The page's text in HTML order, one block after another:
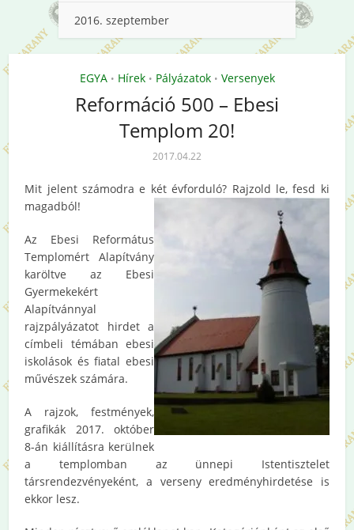
2016. szeptember
EGYA • Hírek • Pályázatok • Versenyek
Reformáció 500 – Ebesi
Templom 20!
2017.04.22
Mit jelent számodra e két évforduló? Rajzold le, fesd ki
magadból!
Az Ebesi Református
Templomért Alapítvány
karöltve az Ebesi
Gyermekekért
Alapítvánnyal
rajzpályázatot hirdet a
címbeli témában ebesi
iskolások és fiatal ebesi
művészek számára.
A rajzok, festmények,
grafikák 2017. október
8-án kiállításra kerülnek
a templomban az ünnepi Istentisztelet
társrendezvényeként, a verseny eredményhirdetése is
ekkor lesz.